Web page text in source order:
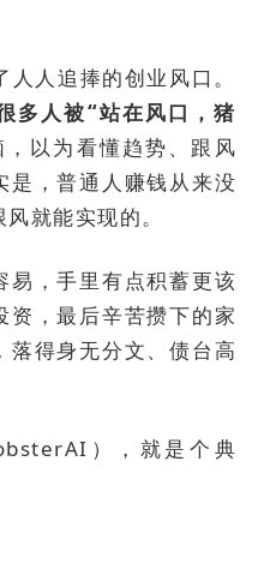
人追捧的创业风口。
多人被“站在风口，猪
以为看懂趋势、跟风
是，普通人赚钱从来没
就能实现的。
易，手里有点积蓄更该
资，最后辛苦攒下的家
落得身无分文、债台高
），就是个典